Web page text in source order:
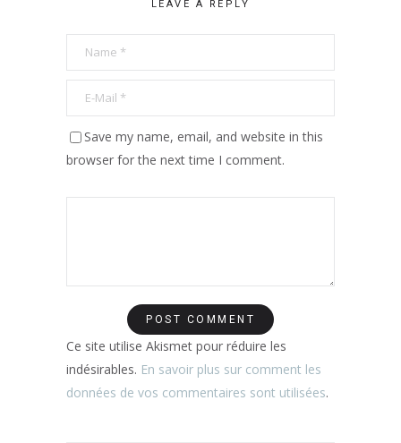
LEAVE A REPLY
Save my name, email, and website in this
browser for the next time I comment.
Ce site utilise Akismet pour réduire les
indésirables. En savoir plus sur comment les
données de vos commentaires sont utilisées.